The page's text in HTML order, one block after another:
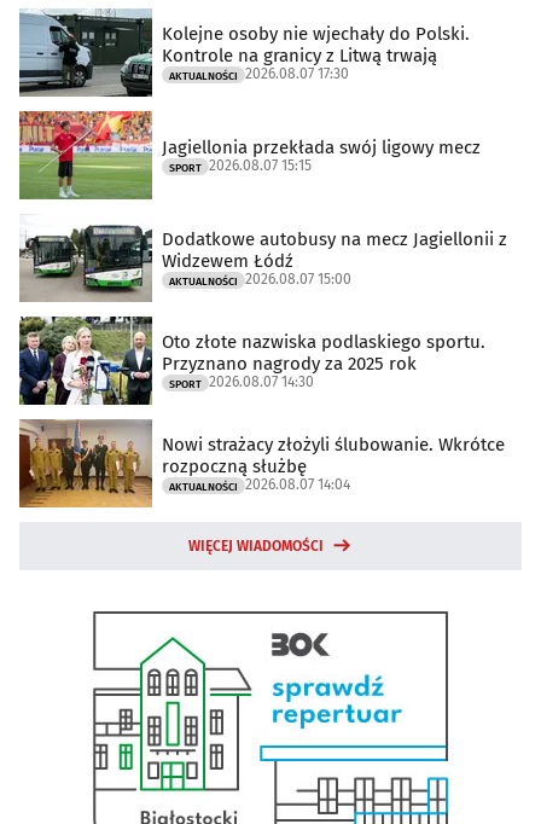
Kolejne osoby nie wjechały do Polski.
Kontrole na granicy z Litwą trwają
AKTUALNOŚCI 2026.08.07 17:30
Jagiellonia przekłada swój ligowy mecz
SPORT 2026.08.07 15:15
Dodatkowe autobusy na mecz Jagiellonii z
Widzewem Łódź
AKTUALNOŚCI 2026.08.07 15:00
Oto złote nazwiska podlaskiego sportu.
Przyznano nagrody za 2025 rok
SPORT 2026.08.07 14:30
Nowi strażacy złożyli ślubowanie. Wkrótce
rozpoczną służbę
AKTUALNOŚCI 2026.08.07 14:04
WIĘCEJ WIADOMOŚCI